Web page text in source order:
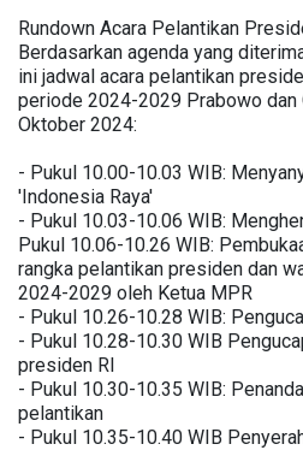
Rundown Acara Pelantikan
Berdasarkan agenda yang
ini jadwal acara pelantikan
periode 2024-2029 Prabowo dan
Oktober 2024:
- Pukul 10.00-10.03 WIB:
'Indonesia Raya'
- Pukul 10.03-10.06 WIB:
Pukul 10.06-10.26 WIB:
rangka pelantikan presiden dan
2024-2029 oleh Ketua MPR
- Pukul 10.26-10.28 WIB:
- Pukul 10.28-10.30 WIB
presiden RI
- Pukul 10.30-10.35 WIB:
pelantikan
- Pukul 10.35-10.40 WIB